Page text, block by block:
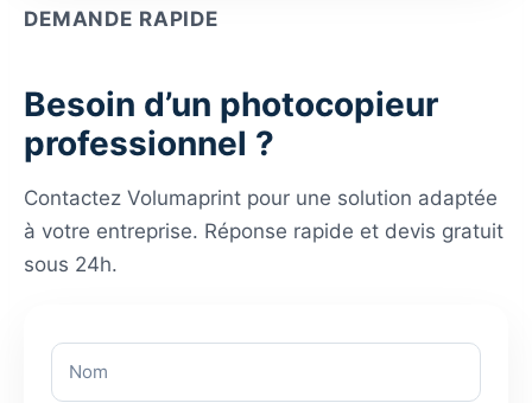
DEMANDE RAPIDE
Besoin d’un photocopieur
professionnel ?
Contactez Volumaprint pour une solution adaptée
à votre entreprise. Réponse rapide et devis gratuit
sous 24h.
N
o